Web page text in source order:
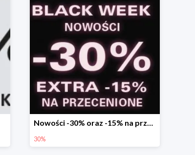
Nowości -30% oraz -15% na przecenione
30%